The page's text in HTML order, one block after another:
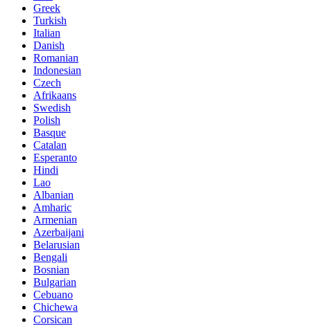
Greek
Turkish
Italian
Danish
Romanian
Indonesian
Czech
Afrikaans
Swedish
Polish
Basque
Catalan
Esperanto
Hindi
Lao
Albanian
Amharic
Armenian
Azerbaijani
Belarusian
Bengali
Bosnian
Bulgarian
Cebuano
Chichewa
Corsican